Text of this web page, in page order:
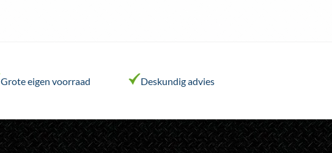
Grote eigen voorraad Deskundig advies